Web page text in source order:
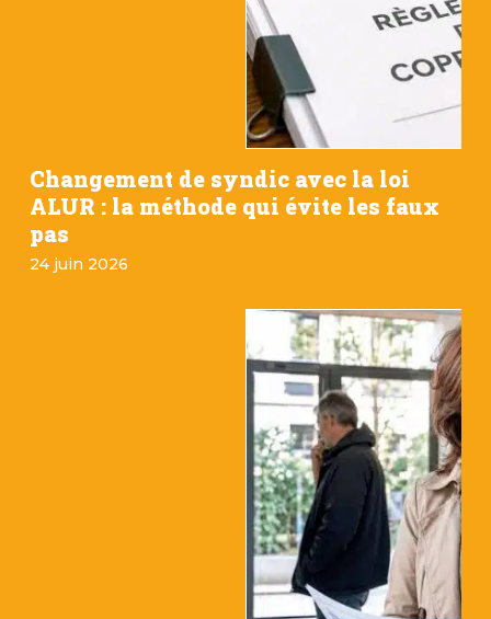
Changement de syndic avec la loi
ALUR : la méthode qui évite les faux
pas
24 juin 2026